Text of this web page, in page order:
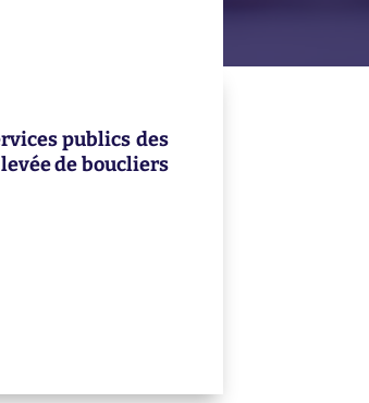
publics des
de boucliers